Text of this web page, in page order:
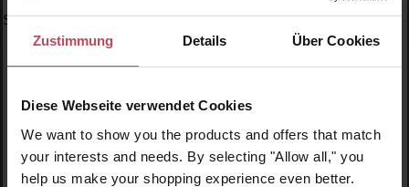
Zustimmung Details Über Cookies
Diese Webseite verwendet Cookies
We want to show you the products and offers that match
your interests and needs. By selecting "Allow all," you
help us make your shopping experience even better.
Specials
Produktgalerie überspringen
Ähnliche Produkte